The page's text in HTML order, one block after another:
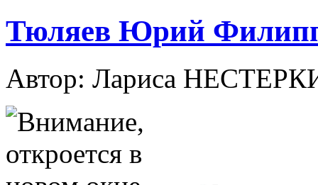
Тюляев Юрий
Автор: Лариса